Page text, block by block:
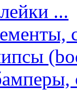
...